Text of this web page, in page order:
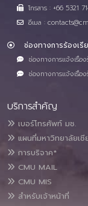
โทรสาร : +66 5321
อีเมล :
ช่องทางการร้องเรี
ช่องทางการแจ้งเรื่อ
ช่องทางการแจ้งเรื่อ
บริการสำคัญ
เบอร์โทรศัพท์ มช.
แผนที่มหาวิทยาลัยเชี
การบริจาค*
CMU MAIL
CMU MIS
สำหรับเจ้าหน้าที่